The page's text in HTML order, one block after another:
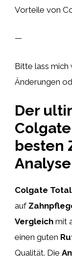
Vorteile von
—
Bitte lass mich
Änderungen
Der
besten
Analyse
Colgate Total
auf
Vergleich mit
einen guten
Qualität. Die